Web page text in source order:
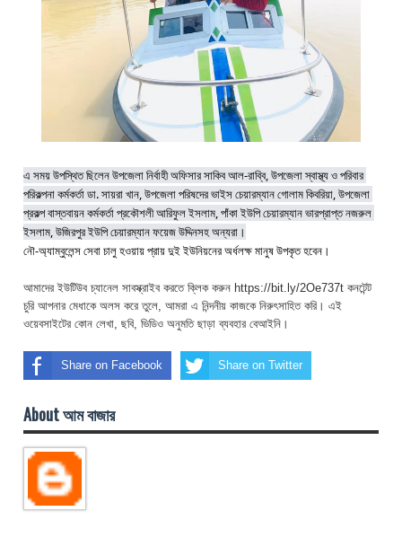
এ সময় উপস্থিত ছিলেন উপজেলা নির্বাহী অফিসার সাকিব আল-রাব্বি, উপজেলা স্বাস্থ্য ও পরিবার
পরিকল্পনা কর্মকর্তা ডা. সায়রা খান, উপজেলা পরিষদের ভাইস চেয়ারম্যান গোলাম কিবরিয়া, উপজেলা
প্রকল্প বাস্তবায়ন কর্মকর্তা প্রকৌশলী আরিফুল ইসলাম, পাঁকা ইউপি চেয়ারম্যান ভারপ্রাপ্ত নজরুল
নৌ-অ্যাম্বুলেন্স সেবা চালু হওয়ায় প্রায় দুই ইউনিয়নের অর্ধলক্ষ মানুষ উপকৃত হবেন।
আমাদের ইউটিউব চ্যানেল সাবস্ক্রাইব করতে ক্লিক করুন https://bit.ly/2Oe737t কনটেন্ট
চুরি আপনার মেধাকে অলস করে তুলে, আমরা এ নিন্দনীয় কাজকে নিরুৎসাহিত করি। এই
ওয়েবসাইটের কোন লেখা, ছবি, ভিডিও অনুমতি ছাড়া ব্যবহার বেআইনি।
Share on Facebook Share on Twitter
About আম বাজার